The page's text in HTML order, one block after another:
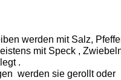
werden mit Salz,
mit Speck ,
.
werden sie gerollt oder